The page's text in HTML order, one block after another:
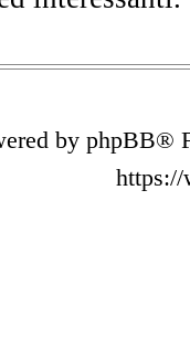
by phpBB®
https://